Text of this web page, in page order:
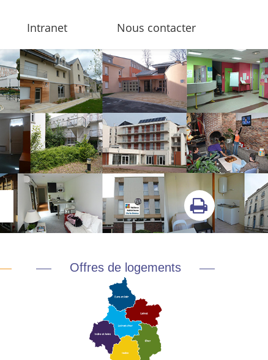
Intranet Nous contacter
Offres de logements